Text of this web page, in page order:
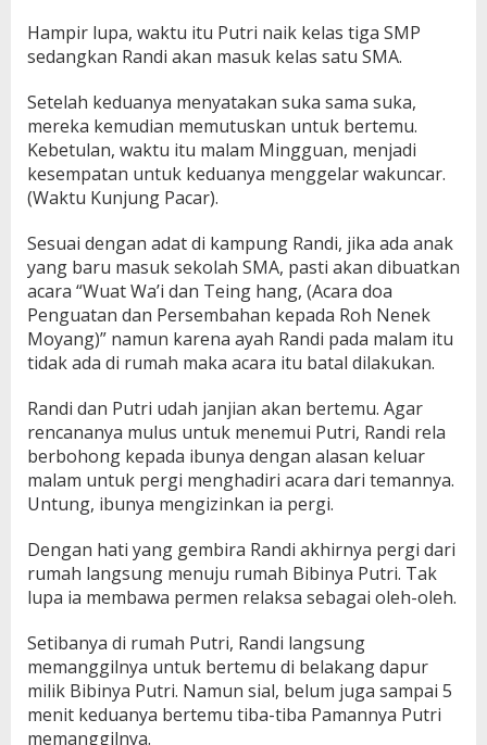
Hampir lupa, waktu itu Putri naik kelas tiga SMP
sedangkan Randi akan masuk kelas satu SMA.
Setelah keduanya menyatakan suka sama suka,
mereka kemudian memutuskan untuk bertemu.
Kebetulan, waktu itu malam Mingguan, menjadi
kesempatan untuk keduanya menggelar wakuncar.
(Waktu Kunjung Pacar).
Sesuai dengan adat di kampung Randi, jika ada anak
yang baru masuk sekolah SMA, pasti akan dibuatkan
acara “Wuat Wa’i dan Teing hang, (Acara doa
Penguatan dan Persembahan kepada Roh Nenek
Moyang)” namun karena ayah Randi pada malam itu
tidak ada di rumah maka acara itu batal dilakukan.
Randi dan Putri udah janjian akan bertemu. Agar
rencananya mulus untuk menemui Putri, Randi rela
berbohong kepada ibunya dengan alasan keluar
malam untuk pergi menghadiri acara dari temannya.
Untung, ibunya mengizinkan ia pergi.
Dengan hati yang gembira Randi akhirnya pergi dari
rumah langsung menuju rumah Bibinya Putri. Tak
lupa ia membawa permen relaksa sebagai oleh-oleh.
Setibanya di rumah Putri, Randi langsung
memanggilnya untuk bertemu di belakang dapur
milik Bibinya Putri. Namun sial, belum juga sampai 5
menit keduanya bertemu tiba-tiba Pamannya Putri
memanggilnya.